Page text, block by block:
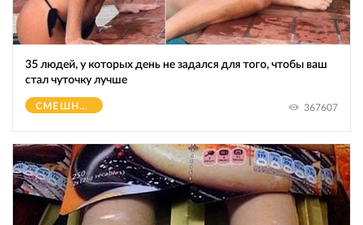
35 людей, у которых день не задался для того, чтобы ваш
стал чуточку лучше
СМЕШНОЕ 367607